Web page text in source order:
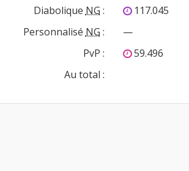
Diabolique NG : 117.045
Personnalisé NG : —
PvP : 59.496
Au total :